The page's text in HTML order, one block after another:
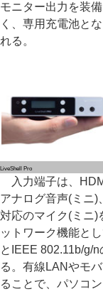
モニター出力を装
く、専用充電池と
れる。
LiveShell Pro
入力端子は、
アナログ音声(ミニ)
対応のマイク(ミニ)
ットワーク機能と
とIEEE 802.11b/g/
る。有線LANやモ
ることで、パソコ